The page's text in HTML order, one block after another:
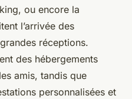
ou encore la
l’arrivée des
réceptions.
des hébergements
amis, tandis que
personnalisées et